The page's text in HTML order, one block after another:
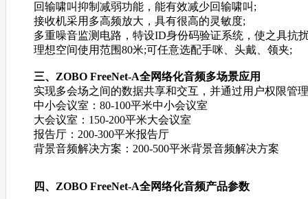
回输啸叫抑制减弱功能，能有效减少回输啸叫;
接收机采用多高频放大，具有很高的灵敏度;
多重噪音监测电路，特设ID身份码验证系统，使之具抗
理想空间使用范围80米;可任意选配手咪、头戴、领夹;
三、 ZOBO FreeNet-A全网络化音频多场景应用
实现多会场之间的数据共享和交互，并通过用户权限管
中小会议室：80-100平米中小会议室
大会议室：150-200平米大会议室
报告厅：200-300平米报告厅
背景音频解决方案：200-500平米背景音频解决方案
四、 ZOBO FreeNet-A全网络化音频产品参数